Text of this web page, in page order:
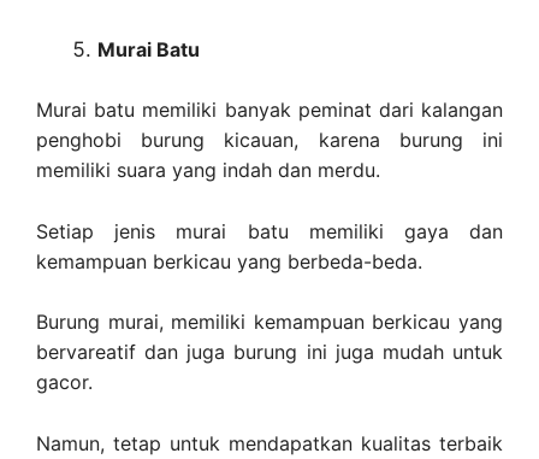
Murai Batu
Murai batu memiliki banyak peminat dari kalangan
penghobi burung kicauan, karena burung ini
memiliki suara yang indah dan merdu.
Setiap jenis murai batu memiliki gaya dan
kemampuan berkicau yang berbeda-beda.
Burung murai, memiliki kemampuan berkicau yang
bervareatif dan juga burung ini juga mudah untuk
gacor.
Namun, tetap untuk mendapatkan kualitas terbaik